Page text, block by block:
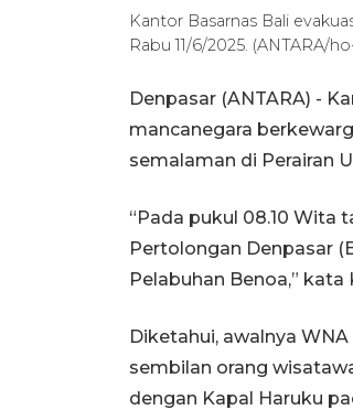
Kantor Basarnas Bali
Rabu 11/6/2025. (ANTARA/
Denpasar (ANTARA) -
mancanegara
semalaman di Perairan
“Pada pukul 08.10 Wita
Pertolongan Denpasar
Pelabuhan Benoa,”
Diketahui, awalnya
sembilan orang
dengan Kapal Haruku